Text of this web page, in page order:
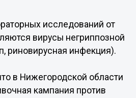
исследований от
вирусы негриппозной
риновирусная инфекция).
в Нижегородской области
кампания против